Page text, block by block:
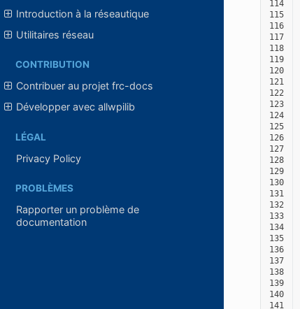
Introduction à la réseautique
Utilitaires réseau
CONTRIBUTION
Contribuer au projet frc-docs
Développer avec allwpilib
LÉGAL
Privacy Policy
PROBLÈMES
Rapporter un problème de
documentation
114
115
116
117
118
119
120
121
122
123
124
125
126
127
128
129
130
131
132
133
134
135
136
137
138
139
140
141